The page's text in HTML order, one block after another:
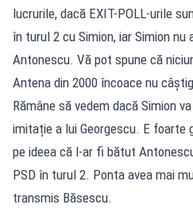
lucrurile, dacă EXIT-POLL-urile
în turul 2 cu Simion, iar Simion nu
Antonescu. Vă pot spune că
Antena din 2000 încoace nu
Rămâne să vedem dacă Simion
imitație a lui Georgescu. E foarte
pe ideea că l-ar fi bătut
PSD în turul 2. Ponta avea mai
transmis Băsescu.